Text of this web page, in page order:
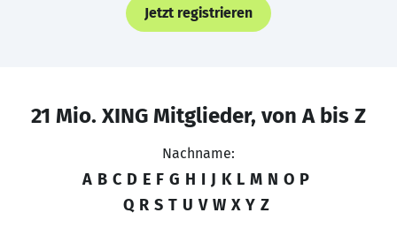
Jetzt registrieren
21 Mio. XING Mitglieder, von A bis Z
Nachname:
A B C D E F G H I J K L M N O P
Q R S T U V W X Y Z